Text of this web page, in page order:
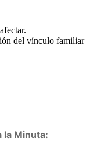
del vínculo familiar
la Minuta: